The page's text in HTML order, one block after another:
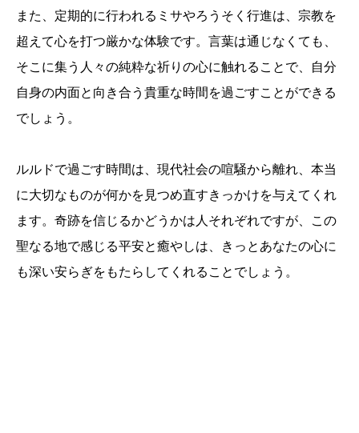
また、定期的に行われるミサやろうそく行進は、宗教を
超えて心を打つ厳かな体験です。言葉は通じなくても、
そこに集う人々の純粋な祈りの心に触れることで、自分
自身の内面と向き合う貴重な時間を過ごすことができる
でしょう。
ルルドで過ごす時間は、現代社会の喧騒から離れ、本当
に大切なものが何かを見つめ直すきっかけを与えてくれ
ます。奇跡を信じるかどうかは人それぞれですが、この
聖なる地で感じる平安と癒やしは、きっとあなたの心に
も深い安らぎをもたらしてくれることでしょう。